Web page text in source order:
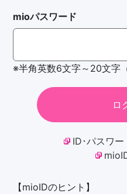
mioパスワード
※半角英数6文字～20文字
ロ
ID･パスワ
【mioIDのヒント】